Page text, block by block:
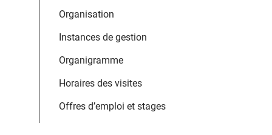
Organisation
Instances de gestion
Organigramme
Horaires des visites
Offres d’emploi et stages